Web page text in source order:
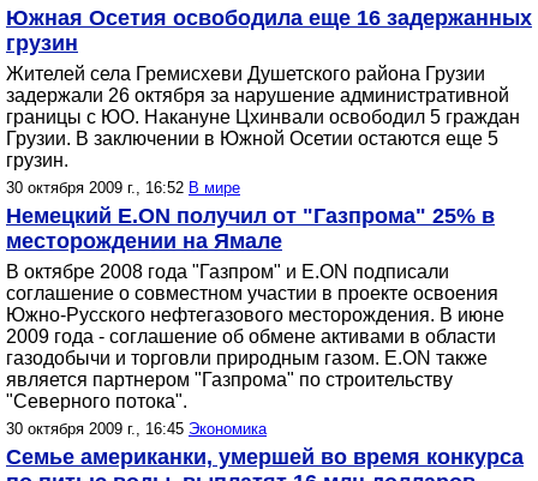
Южная Осетия освободила еще 16 задержанных
грузин
Жителей села Гремисхеви Душетского района Грузии
задержали 26 октября за нарушение административной
границы с ЮО. Накануне Цхинвали освободил 5 граждан
Грузии. В заключении в Южной Осетии остаются еще 5
грузин.
30 октября 2009 г., 16:52 В мире
Немецкий E.ON получил от "Газпрома" 25% в
месторождении на Ямале
В октябре 2008 года "Газпром" и Е.ОN подписали
соглашение о совместном участии в проекте освоения
Южно-Русского нефтегазового месторождения. В июне
2009 года - соглашение об обмене активами в области
газодобычи и торговли природным газом. Е.ON также
является партнером "Газпрома" по строительству
"Северного потока".
30 октября 2009 г., 16:45 Экономика
Семье американки, умершей во время конкурса